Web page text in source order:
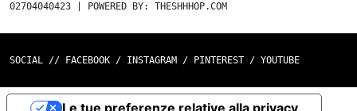
02704040423 | POWERED BY: THESHHHOP.COM
SOCIAL // FACEBOOK / INSTAGRAM / PINTEREST / YOUTUBE
Le tue preferenze relative alla privacy